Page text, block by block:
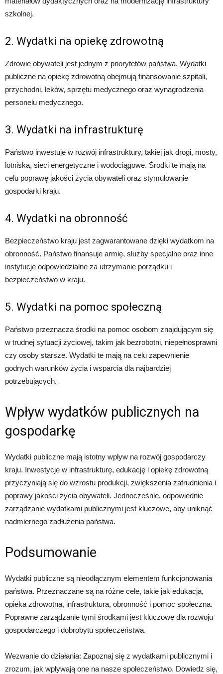
szkolnej.
2. Wydatki na opiekę zdrowotną
Zdrowie obywateli jest jednym z priorytetów państwa. Wydatki
publiczne na opiekę zdrowotną obejmują finansowanie szpitali,
przychodni, leków, sprzętu medycznego oraz wynagrodzenia
personelu medycznego.
3. Wydatki na infrastrukturę
Państwo inwestuje w rozwój infrastruktury, takiej jak drogi, mosty,
lotniska, sieci energetyczne i wodociągowe. Środki te mają na
celu poprawę jakości życia obywateli oraz stymulowanie
gospodarki kraju.
4. Wydatki na obronność
Bezpieczeństwo kraju jest zagwarantowane dzięki wydatkom na
obronność. Państwo finansuje armię, służby specjalne oraz inne
instytucje odpowiedzialne za utrzymanie porządku i
bezpieczeństwo w kraju.
5. Wydatki na pomoc społeczną
Państwo przeznacza środki na pomoc osobom znajdującym się
w trudnej sytuacji życiowej, takim jak bezrobotni, niepełnosprawni
czy osoby starsze. Wydatki te mają na celu zapewnienie
godnych warunków życia i wsparcia dla najbardziej
potrzebujących.
Wpływ wydatków publicznych na
gospodarkę
Wydatki publiczne mają istotny wpływ na rozwój gospodarczy
kraju. Inwestycje w infrastrukturę, edukację i opiekę zdrowotną
przyczyniają się do wzrostu produkcji, zwiększenia zatrudnienia i
poprawy jakości życia obywateli. Jednocześnie, odpowiednie
zarządzanie wydatkami publicznymi jest kluczowe, aby uniknąć
nadmiernego zadłużenia państwa.
Podsumowanie
Wydatki publiczne są nieodłącznym elementem funkcjonowania
państwa. Przeznaczane są na różne cele, takie jak edukacja,
opieka zdrowotna, infrastruktura, obronność i pomoc społeczna.
Poprawne zarządzanie tymi środkami jest kluczowe dla rozwoju
gospodarczego i dobrobytu społeczeństwa.
Wezwanie do działania: Zapoznaj się z wydatkami publicznymi i
zrozum, jak wpływają one na nasze społeczeństwo. Dowiedz się,